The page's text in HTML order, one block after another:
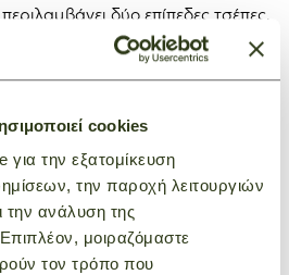
cookies
για την εξατομίκευση
την παροχή λειτουργιών
την ανάλυση της
μοιραζόμαστε
τον τρόπο που
δύο επίπεδες τσέπες,
ένα ειδικό διαμέρισμα για
τη λειτουργικότητα με
PLIAGE, η σειρά ανανεώνεται
αλλά δυναμικό τρόπο ζωής.
ΝΑ ΣΑΣ